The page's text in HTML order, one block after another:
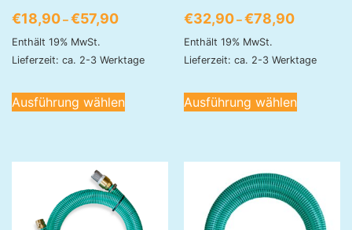
€18,90–€57,90
Enthält 19% MwSt.
Lieferzeit: ca. 2-3 Werktage
Ausführung wählen
€32,90–€78,90
Enthält 19% MwSt.
Lieferzeit: ca. 2-3 Werktage
Ausführung wählen